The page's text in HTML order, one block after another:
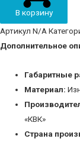
М-16
quantity
В корзину
Артикул N/A
Дополнительное
Габаритные
Материал:
«КВК»
Страна